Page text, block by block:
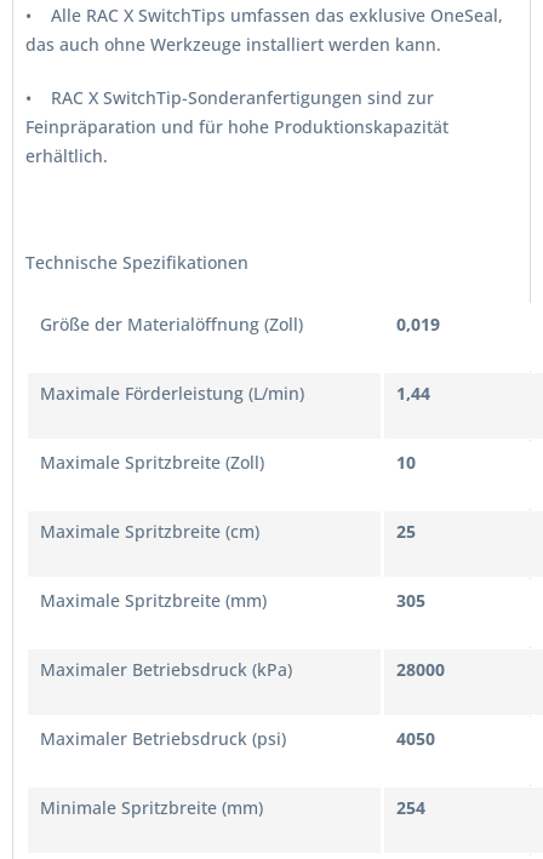
• Alle RAC X SwitchTips umfassen das exklusive OneSeal,
das auch ohne Werkzeuge installiert werden kann.
• RAC X SwitchTip-Sonderanfertigungen sind zur
Feinpräparation und für hohe Produktionskapazität
erhältlich.
Technische Spezifikationen
Größe der Materialöffnung (Zoll) 0,019
Maximale Förderleistung (L/min) 1,44
Maximale Spritzbreite (Zoll) 10
Maximale Spritzbreite (cm) 25
Maximale Spritzbreite (mm) 305
Maximaler Betriebsdruck (kPa) 28000
Maximaler Betriebsdruck (psi) 4050
Minimale Spritzbreite (mm) 254